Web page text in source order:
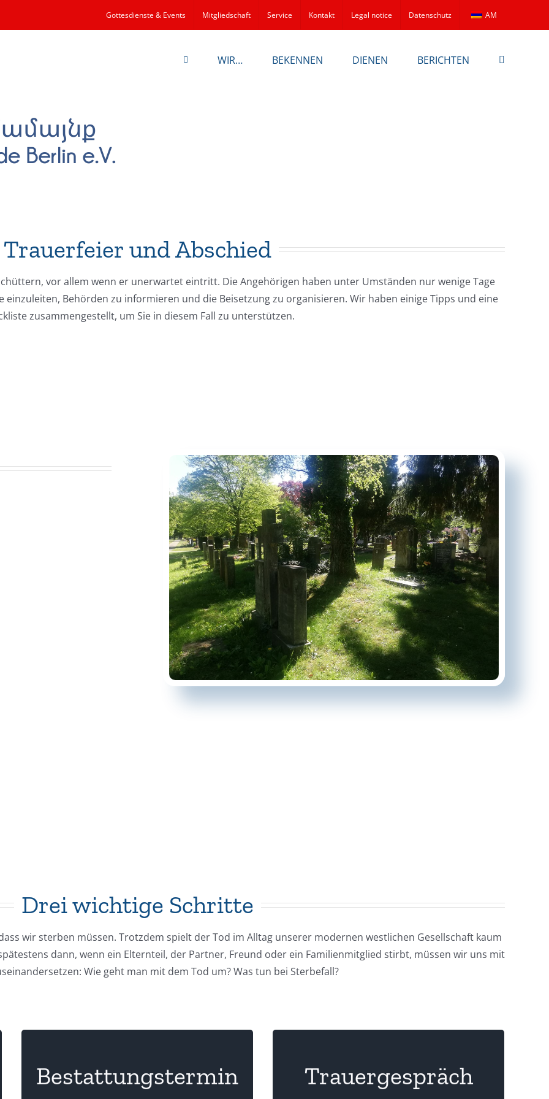
Gottesdienste & Events Mitgliedschaft Service Kontakt Legal notice Datenschutz AM
WIR… BEKENNEN DIENEN BERICHTEN
Trauerfeier und Abschied
vor allem wenn er unerwartet eintritt. Die Angehörigen haben unter Umständen nur wenige Tage
Behörden zu informieren und die Beisetzung zu organisieren. Wir haben einige Tipps und eine
zusammengestellt, um Sie in diesem Fall zu unterstützen.
Drei wichtige Schritte
wir sterben müssen. Trotzdem spielt der Tod im Alltag unserer modernen westlichen Gesellschaft kaum
dann, wenn ein Elternteil, der Partner, Freund oder ein Familienmitglied stirbt, müssen wir uns mit
Wie geht man mit dem Tod um? Was tun bei Sterbefall?
Bestattungstermin Trauergespräch
können auch Sie Ihre Fragen an stellen um
einen würdigen Abschied zu ermöglichen.